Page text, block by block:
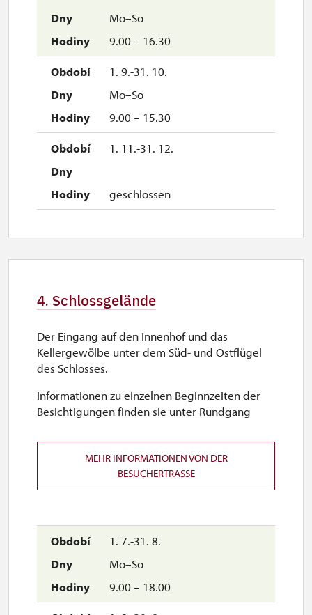
Mo–So
9.00 – 16.30
1. 9.-31. 10.
Mo–So
9.00 – 15.30
1. 11.-31. 12.
geschlossen
4. Schlossgelände
1. 7.-31. 8.
Mo–So
9.00 – 18.00
Der Eingang auf den Innenhof und das
Kellergewölbe unter dem Süd- und Ostflügel
des Schlosses.
Informationen zu einzelnen Beginnzeiten der
Besichtigungen finden sie unter Rundgang
MEHR INFORMATIONEN VON DER
BESUCHERTRASSE